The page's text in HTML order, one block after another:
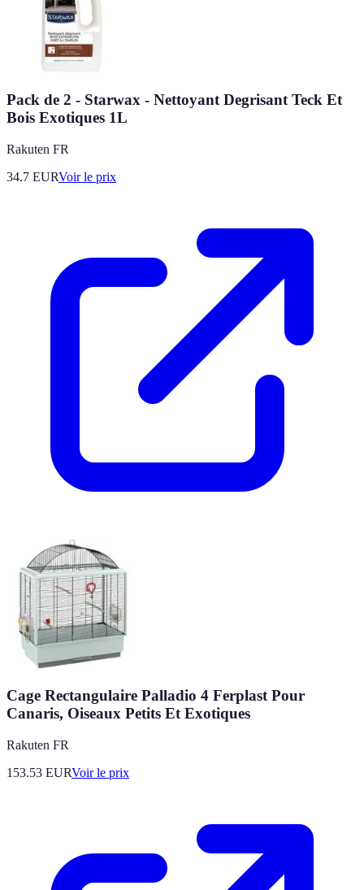
Pack de 2 - Starwax - Nettoyant Degrisant Teck Et
Bois Exotiques 1L
Rakuten FR
34.7 EURVoir le prix
Cage Rectangulaire Palladio 4 Ferplast Pour
Canaris, Oiseaux Petits Et Exotiques
Rakuten FR
153.53 EURVoir le prix